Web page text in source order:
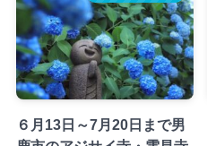
６月13日～7月20日まで男